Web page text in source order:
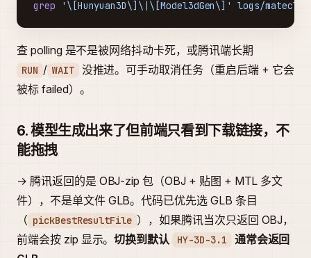
grep '\[Hunyuan3D\]\|\[Model3dGen\]' logs/
查 polling 是不是被网络抖动卡死，或腾讯端长期
RUN / WAIT
没推进。可手动取消任务（重启后端 + 它会
被标 failed）。
6. 模型生成出来了但前端只看到下载链接，不
能拖拽
→ 腾讯返回的是 OBJ-zip 包（OBJ + 贴图 + MTL 多文
件），不是单文件 GLB。代码已优先选 GLB 条目
（ pickBestResultFile ），如果腾讯当次只返回 OBJ，
前端会按 zip 显示。切换到默认 HY-3D-3.1
通常会返回